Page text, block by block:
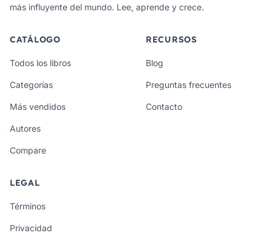
más influyente del mundo. Lee, aprende y crece.
CATÁLOGO
Todos los libros
Categorías
Más vendidos
Autores
Compare
RECURSOS
Blog
Preguntas frecuentes
Contacto
LEGAL
Términos
Privacidad